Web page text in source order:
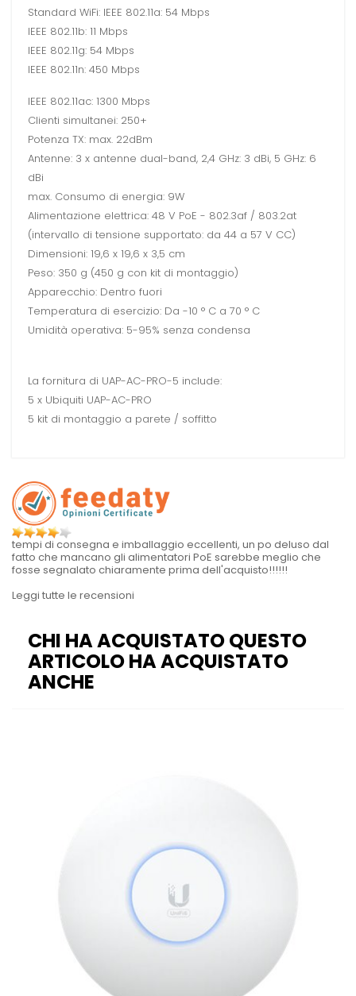
Standard WiFi: IEEE 802.11a: 54 Mbps
IEEE 802.11b: 11 Mbps
IEEE 802.11g: 54 Mbps
IEEE 802.11n: 450 Mbps
IEEE 802.11ac: 1300 Mbps
Clienti simultanei: 250+
Potenza TX: max. 22dBm
Antenne: 3 x antenne dual-band, 2,4 GHz: 3 dBi, 5 GHz: 6
dBi
max. Consumo di energia: 9W
Alimentazione elettrica: 48 V PoE - 802.3af / 803.2at
(intervallo di tensione supportato: da 44 a 57 V CC)
Dimensioni: 19,6 x 19,6 x 3,5 cm
Peso: 350 g (450 g con kit di montaggio)
Apparecchio: Dentro fuori
Temperatura di esercizio: Da -10 ° C a 70 ° C
Umidità operativa: 5-95% senza condensa
La fornitura di UAP-AC-PRO-5 include:
5 x Ubiquiti UAP-AC-PRO
5 kit di montaggio a parete / soffitto
tempi di consegna e imballaggio eccellenti, un po deluso dal
fatto che mancano gli alimentatori PoE sarebbe meglio che
fosse segnalato chiaramente prima dell'acquisto!!!!!!
Leggi tutte le recensioni
CHI HA ACQUISTATO QUESTO
ARTICOLO HA ACQUISTATO
ANCHE